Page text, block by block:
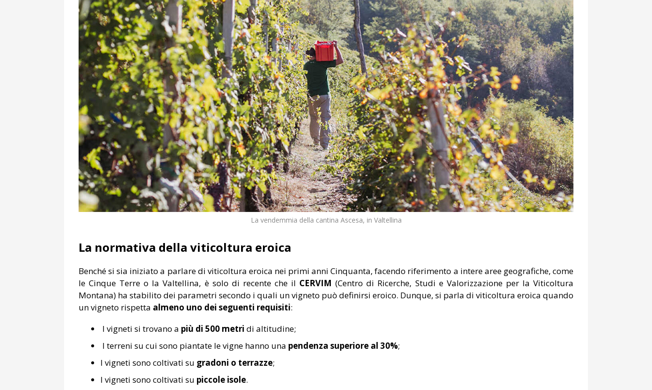
La vendemmia della cantina Ascesa, in Valtellina
La normativa della viticoltura eroica
Benché si sia iniziato a parlare di viticoltura eroica nei primi anni Cinquanta, facendo riferimento a intere aree geografiche, come
le Cinque Terre o la Valtellina, è solo di recente che il CERVIM (Centro di Ricerche, Studi e Valorizzazione per la Viticoltura
Montana) ha stabilito dei parametri secondo i quali un vigneto può definirsi eroico. Dunque, si parla di viticoltura eroica quando
un vigneto rispetta almeno uno dei seguenti requisiti:
I vigneti si trovano a più di 500 metri di altitudine;
I terreni su cui sono piantate le vigne hanno una pendenza superiore al 30%;
I vigneti sono coltivati su gradoni o terrazze;
I vigneti sono coltivati su piccole isole.